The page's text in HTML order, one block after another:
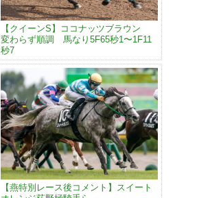
【クイーンS】ココナッツブラウン
変わらず順調 馬なり5F65秒1〜1F11
秒7
【燕特別レース後コメント】スイート